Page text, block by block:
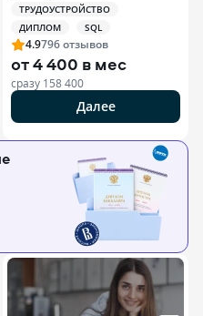
ТРУДОУСТРОЙСТВО
ДИПЛОМ
SQL
4.9796отзывов
от4 400 в мес
сразу 158 400
Далее